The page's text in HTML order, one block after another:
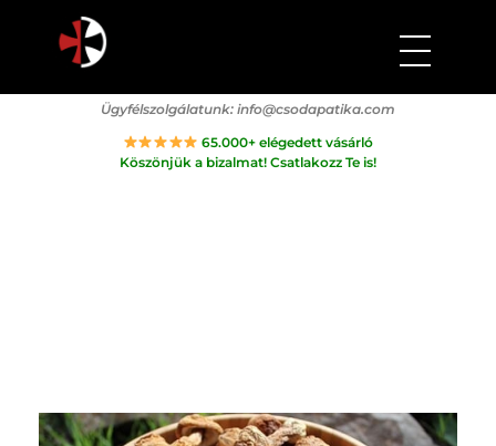
Csodapatika
Természet gyógyereje.
Ügyfélszolgálatunk: info@csodapatika.com
65.000+ elégedett vásárló
Köszönjük a bizalmat! Csatlakozz Te is!